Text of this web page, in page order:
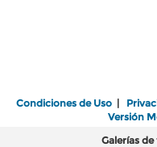
Condiciones de Uso |
Versión
Galerías